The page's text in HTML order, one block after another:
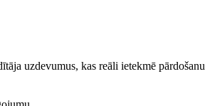
uzdevumus, kas reāli ietekmē pārdošanu